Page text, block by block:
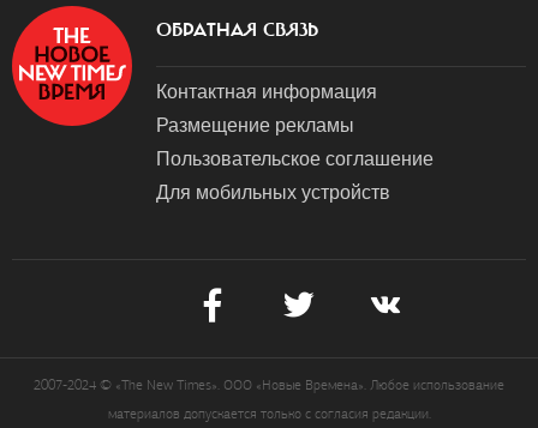
ОБРАТНАЯ СВЯЗЬ
Контактная информация
Размещение рекламы
Пользовательское соглашение
Для мобильных устройств
2007-2024 © «The New Times». ООО «Новые Времена». Любое использование
материалов допускается только с согласия редакции.